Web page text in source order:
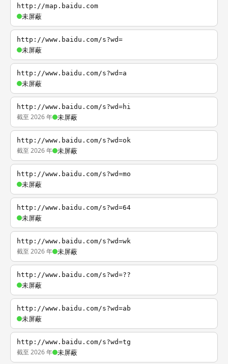
http://map.baidu.com
未屏蔽
http://www.baidu.com/s?wd=
未屏蔽
http://www.baidu.com/s?wd=a
未屏蔽
http://www.baidu.com/s?wd=hi
截至 2026 年 未屏蔽
http://www.baidu.com/s?wd=ok
截至 2026 年 未屏蔽
http://www.baidu.com/s?wd=mo
未屏蔽
http://www.baidu.com/s?wd=64
未屏蔽
http://www.baidu.com/s?wd=wk
截至 2026 年 未屏蔽
http://www.baidu.com/s?wd=??
未屏蔽
http://www.baidu.com/s?wd=ab
未屏蔽
http://www.baidu.com/s?wd=tg
截至 2026 年 未屏蔽